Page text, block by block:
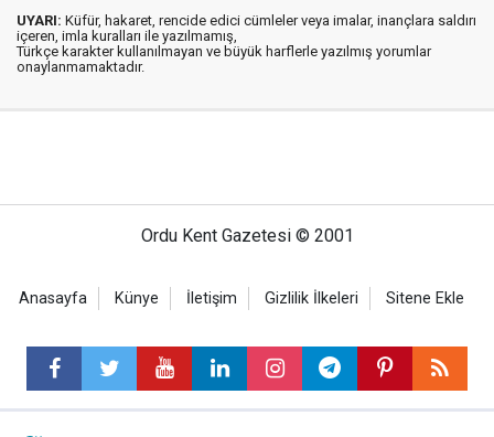
UYARI: Küfür, hakaret, rencide edici cümleler veya imalar, inançlara saldırı
içeren, imla kuralları ile yazılmamış,
Türkçe karakter kullanılmayan ve büyük harflerle yazılmış yorumlar
onaylanmamaktadır.
Ordu Kent Gazetesi © 2001
Anasayfa Künye İletişim Gizlilik İlkeleri Sitene Ekle